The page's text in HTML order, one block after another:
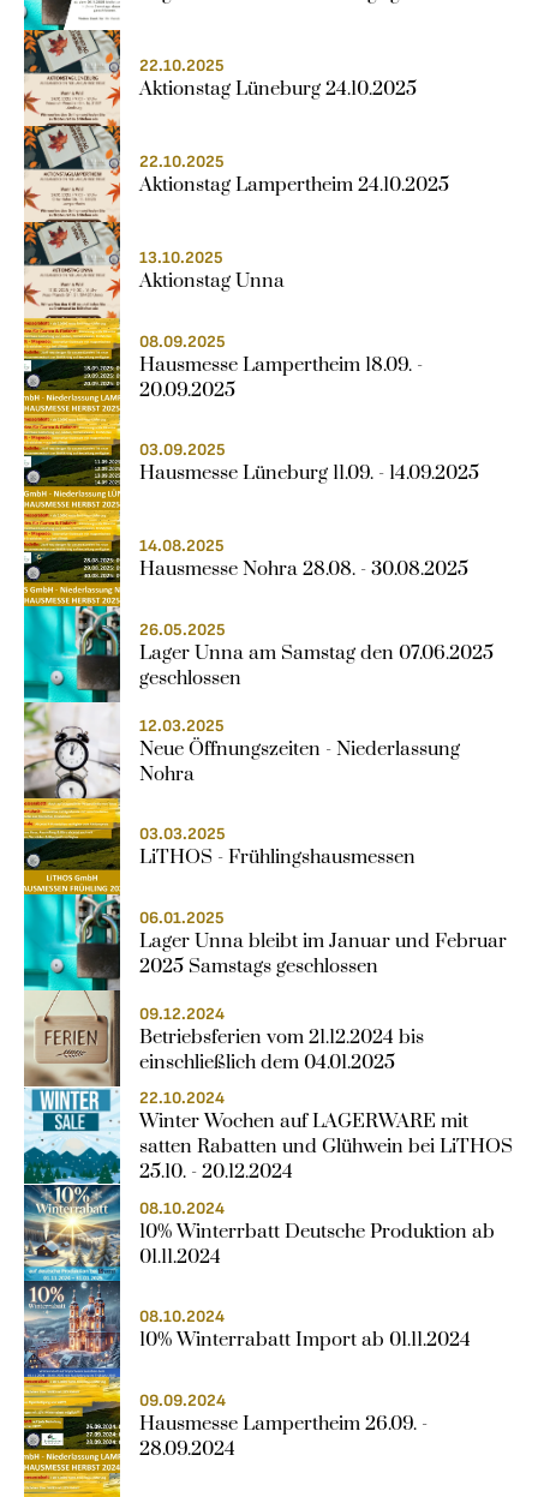
22.10.2025
Aktionstag Lüneburg 24.10.2025
22.10.2025
Aktionstag Lampertheim 24.10.2025
13.10.2025
Aktionstag Unna
08.09.2025
Hausmesse Lampertheim 18.09. -
20.09.2025
03.09.2025
Hausmesse Lüneburg 11.09. - 14.09.2025
14.08.2025
Hausmesse Nohra 28.08. - 30.08.2025
26.05.2025
Lager Unna am Samstag den 07.06.2025
geschlossen
12.03.2025
Neue Öffnungszeiten - Niederlassung
Nohra
03.03.2025
LiTHOS - Frühlingshausmessen
06.01.2025
Lager Unna bleibt im Januar und Februar
2025 Samstags geschlossen
09.12.2024
Betriebsferien vom 21.12.2024 bis
einschließlich dem 04.01.2025
22.10.2024
Winter Wochen auf LAGERWARE mit
satten Rabatten und Glühwein bei LiTHOS
25.10. - 20.12.2024
08.10.2024
10% Winterrbatt Deutsche Produktion ab
01.11.2024
08.10.2024
10% Winterrabatt Import ab 01.11.2024
09.09.2024
Hausmesse Lampertheim 26.09. -
28.09.2024